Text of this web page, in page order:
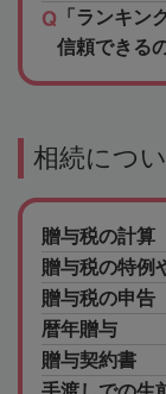
「ランキン
信頼できる
相続につ
贈与税の計算
贈与税の特例
贈与税の申告
暦年贈与
贈与契約書